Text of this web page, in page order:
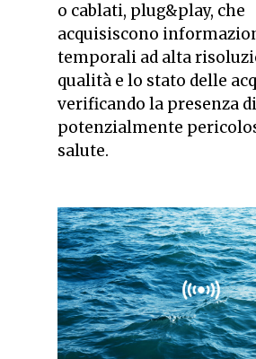
o cablati, plug&play, che
acquisiscono
temporali ad alta
qualità e lo stato delle
verificando la presenza
potenzialmente
salute.